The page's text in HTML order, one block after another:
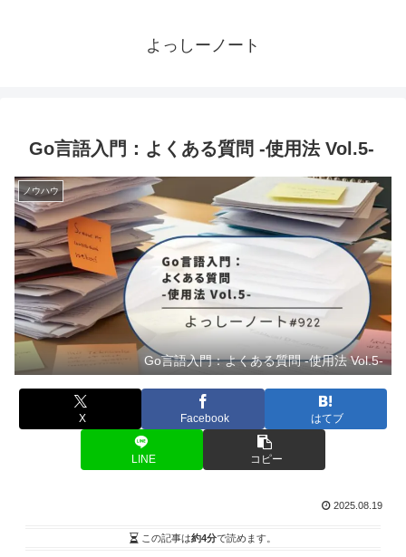
よっしーノート
Go言語入門：よくある質問 -使用法 Vol.5-
ノウハウ
Go言語入門：よくある質問 -使用法 Vol.5-
X Facebook はてブ
LINE コピー
2025.08.19
この記事は約4分で読めます。